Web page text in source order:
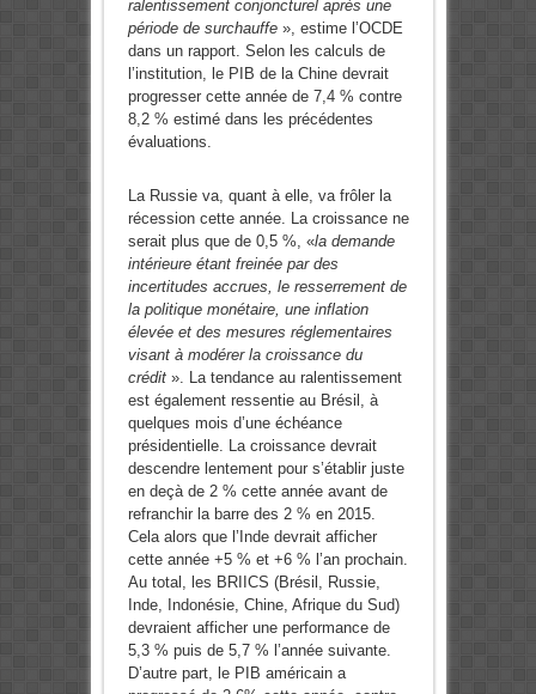
ralentissement conjoncturel après une
période de surchauffe », estime l’OCDE
dans un rapport. Selon les calculs de
l’institution, le PIB de la Chine devrait
progresser cette année de 7,4 % contre
8,2 % estimé dans les précédentes
évaluations.
La Russie va, quant à elle, va frôler la
récession cette année. La croissance ne
serait plus que de 0,5 %, «la demande
intérieure étant freinée par des
incertitudes accrues, le resserrement de
la politique monétaire, une inflation
élevée et des mesures réglementaires
visant à modérer la croissance du
crédit». La tendance au ralentissement
est également ressentie au Brésil, à
quelques mois d’une échéance
présidentielle. La croissance devrait
descendre lentement pour s’établir juste
en deçà de 2 % cette année avant de
refranchir la barre des 2 % en 2015.
Cela alors que l’Inde devrait afficher
cette année +5 % et +6 % l’an prochain.
Au total, les BRIICS (Brésil, Russie,
Inde, Indonésie, Chine, Afrique du Sud)
devraient afficher une performance de
5,3 % puis de 5,7 % l’année suivante.
D’autre part, le PIB américain a